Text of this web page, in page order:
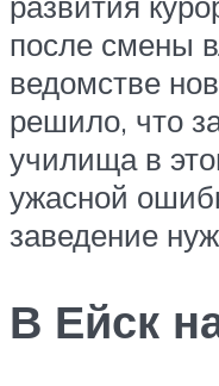
после смены
ведомстве
решило, что
училища в
ужасной
заведение
В Ейск